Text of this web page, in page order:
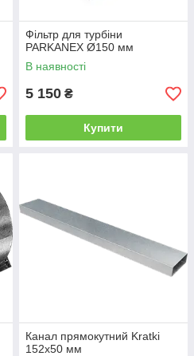
Фільтр для турбіни
PARKANEX Ø150 мм
В наявності
5 150 ₴
Купити
Канал прямокутний Kratki
152x50 мм